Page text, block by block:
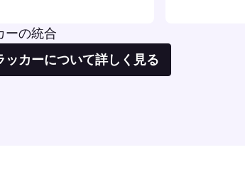
ーの統合
カーについて詳しく見る